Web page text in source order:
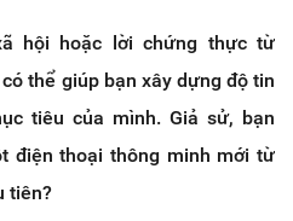
hội hoặc lời chứng thực từ
thể giúp bạn xây dựng độ tin
tiêu của mình. Giả sử, bạn
điện thoại thông minh mới từ
tiên?